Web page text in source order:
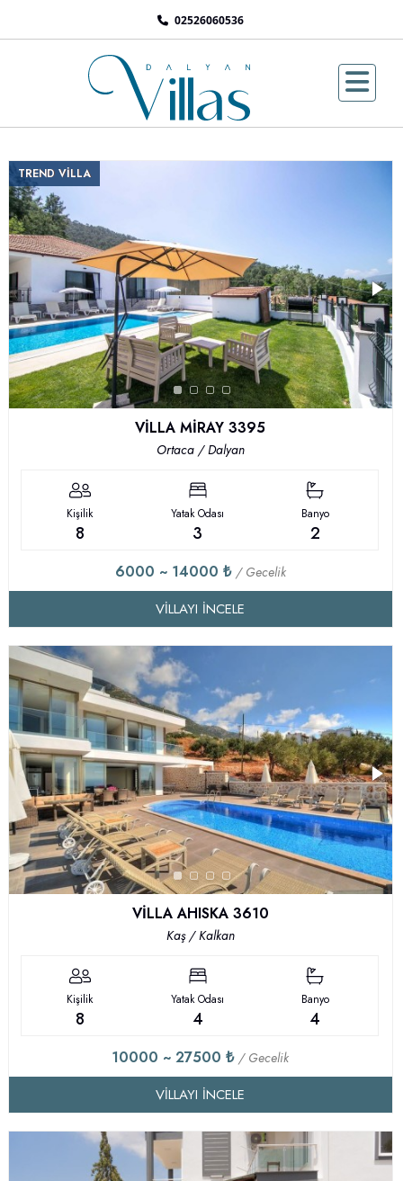
02526060536
TREND VİLLA
VİLLA MİRAY 3395
Ortaca / Dalyan
Kişilik
8
Yatak Odası
3
Banyo
2
6000 ~ 14000 ₺ / Gecelik
VILLAYI İNCELE
VİLLA AHISKA 3610
Kaş / Kalkan
Kişilik
8
Yatak Odası
4
Banyo
4
10000 ~ 27500 ₺ / Gecelik
VILLAYI İNCELE